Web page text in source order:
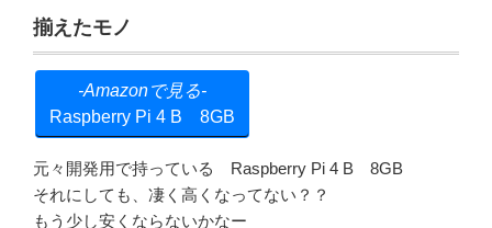
揃えたモノ
Raspberry Pi 4 B 8GB
元々開発用で持っている Raspberry Pi 4 B 8GB
それにしても、凄く高くなってない？？
もう少し安くならないかなー